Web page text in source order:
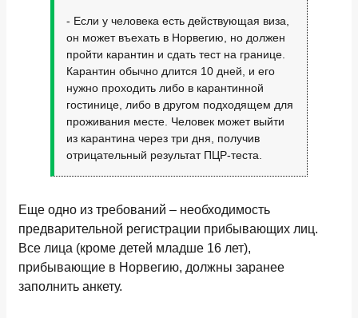
- Если у человека есть действующая виза,
он может въехать в Норвегию, но должен
пройти карантин и сдать тест на границе.
Карантин обычно длится 10 дней, и его
нужно проходить либо в карантинной
гостинице, либо в другом подходящем для
проживания месте. Человек может выйти
из карантина через три дня, получив
отрицательный результат ПЦР-теста.
Еще одно из требований – необходимость
предварительной регистрации прибывающих лиц.
Все лица (кроме детей младше 16 лет),
прибывающие в Норвегию, должны заранее
заполнить анкету.